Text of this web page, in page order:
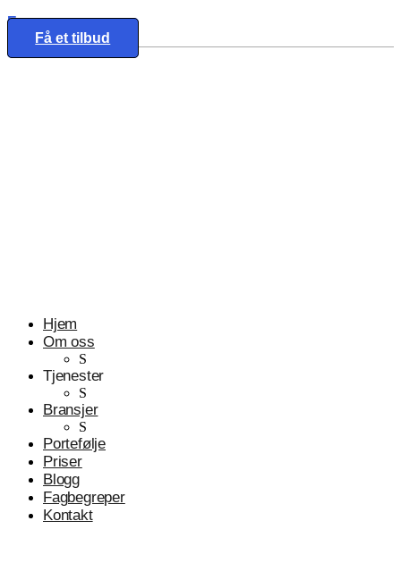
Eng
Få et tilbud
Hjem
Om oss
S
Tjenester
S
Bransjer
S
Portefølje
Priser
Blogg
Fagbegreper
Kontakt